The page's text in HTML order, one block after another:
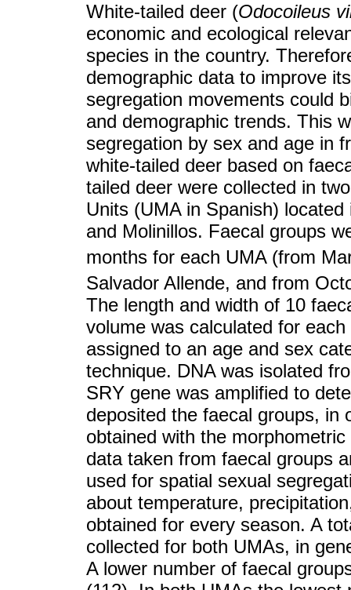
White-tailed deer (Odocoileus
economic and ecological
species in the country.
demographic data to improve
segregation movements could
and demographic trends. This
segregation by sex and age in
white-tailed deer based on
tailed deer were collected in
Units (UMA in Spanish)
and Molinillos. Faecal groups
months for each UMA (from
Salvador Allende, and from
The length and width of 10
volume was calculated for
assigned to an age and sex
technique. DNA was isolated
SRY gene was amplified to
deposited the faecal groups, in
obtained with the
data taken from faecal groups
used for spatial sexual
about temperature,
obtained for every season. A
collected for both UMAs, in
A lower number of faecal